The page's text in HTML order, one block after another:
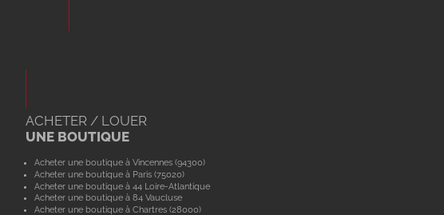
ACHETER / LOUER
UNE BOUTIQUE
Acheter une boutique à Vincennes (94300)
Acheter une boutique à Paris (75020)
Acheter une boutique à 44 Loire-Atlantique
Acheter une boutique à 84 Vaucluse
Acheter une boutique à Chartres (28000)